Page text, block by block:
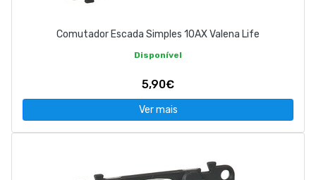
Comutador Escada Simples 10AX Valena Life
Disponível
5,90€
Ver mais